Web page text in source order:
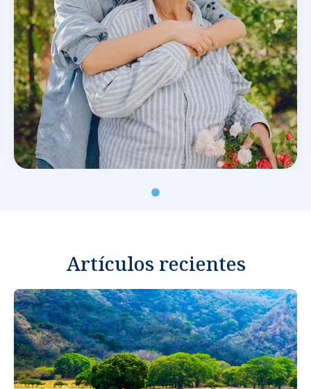
Artículos recientes